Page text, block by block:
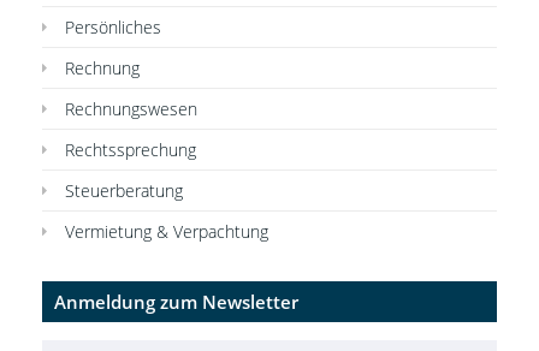
Persönliches
Rechnung
Rechnungswesen
Rechtssprechung
Steuerberatung
Vermietung & Verpachtung
Anmeldung zum Newsletter